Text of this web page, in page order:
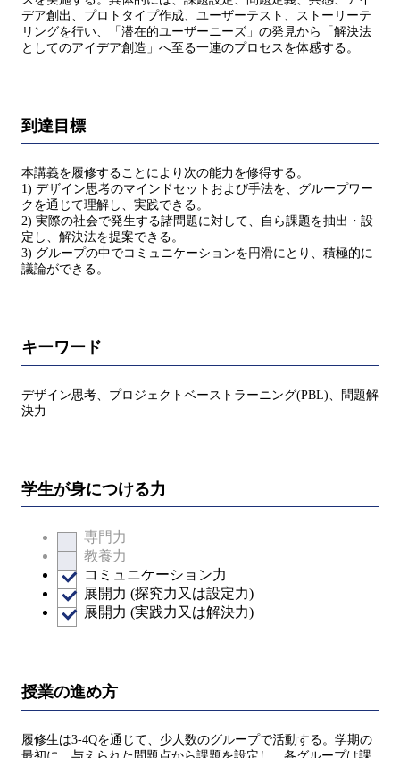
デア創出、プロトタイプ作成、ユーザーテスト、ストーリーテ
リングを行い、「潜在的ユーザーニーズ」の発見から「解決法
としてのアイデア創造」へ至る一連のプロセスを体感する。
到達目標
本講義を履修することにより次の能力を修得する。
1) デザイン思考のマインドセットおよび手法を、グループワー
クを通じて理解し、実践できる。
2) 実際の社会で発生する諸問題に対して、自ら課題を抽出・設
定し、解決法を提案できる。
3) グループの中でコミュニケーションを円滑にとり、積極的に
議論ができる。
キーワード
デザイン思考、プロジェクトベーストラーニング(PBL)、問題解
決力
学生が身につける力
専門力
教養力
コミュニケーション力
展開力 (探究力又は設定力)
展開力 (実践力又は解決力)
授業の進め方
履修生は3-4Qを通じて、少人数のグループで活動する。学期の